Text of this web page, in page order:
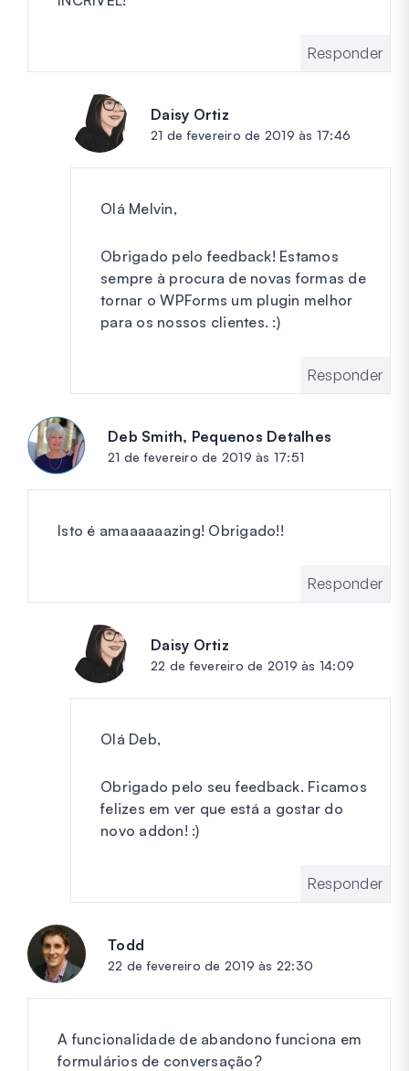
Responder
Daisy Ortiz
21 de fevereiro de 2019 às 17:46
Olá Melvin,
Obrigado pelo feedback! Estamos
sempre à procura de novas formas de
tornar o WPForms um plugin melhor
para os nossos clientes. :)
Responder
Deb Smith, Pequenos Detalhes
21 de fevereiro de 2019 às 17:51
Isto é amaaaaaazing! Obrigado!!
Responder
Daisy Ortiz
22 de fevereiro de 2019 às 14:09
Olá Deb,
Obrigado pelo seu feedback. Ficamos
felizes em ver que está a gostar do
novo addon! :)
Responder
Todd
22 de fevereiro de 2019 às 22:30
A funcionalidade de abandono funciona em
formulários de conversação?